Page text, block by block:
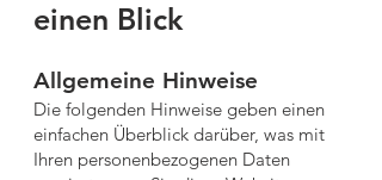
einen Blick
Allgemeine Hinweise
Die folgenden Hinweise geben einen
einfachen Überblick darüber, was mit
Ihren personenbezogenen Daten